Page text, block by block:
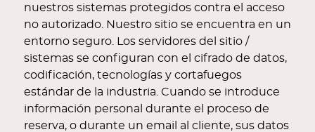
nuestros sistemas protegidos contra el acceso
no autorizado. Nuestro sitio se encuentra en un
entorno seguro. Los servidores del sitio /
sistemas se configuran con el cifrado de datos,
codificación, tecnologías y cortafuegos
estándar de la industria. Cuando se introduce
información personal durante el proceso de
reserva, o durante un email al cliente, sus datos